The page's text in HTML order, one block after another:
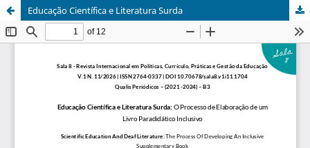
Educação Científica e Literatura Surda